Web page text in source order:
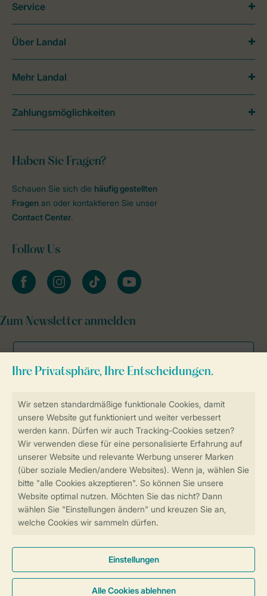
Sicherstellung Deiner Privatsphäre
Sicher und schnell zur Online-Buchung
Sichere Datenübertragung
Sicheres Bezahlen
Haben Sie Fragen?
Schauen Sie sich die häufig gestellten
Fragen an oder kontaktieren Sie unser
Contact Center.
Follow Us
facebookinstagramtiktok youtube
Zum Newsletter anmelden
Service
Über Landal
Mehr Landal
Zahlungsmöglichkeiten